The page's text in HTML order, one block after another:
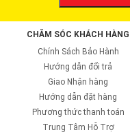
CHĂM SÓC KHÁCH HÀNG
Chính Sách Bảo Hành
Hướng dẫn đổi trả
Giao Nhận hàng
Hướng dẫn đặt hàng
Phương thức thanh toán
Trung Tâm Hỗ Trợ